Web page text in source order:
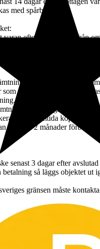
med spårbart frakt.
varan efter påminnelse från
tillbaka till oss, och skall varan
avgift om 395kr +
i vår butik i
som vi kan erbjuda, dock
efter 7 dagar så lämnas
från framtida köp hos oss.
ut inom 2 månader
senast 3 dagar efter
så läggs objektet ut
gränsen måste
kosta och om det går att
oss.
utan att kontakta oss först
köpet och du som köpare
framtida knöp.